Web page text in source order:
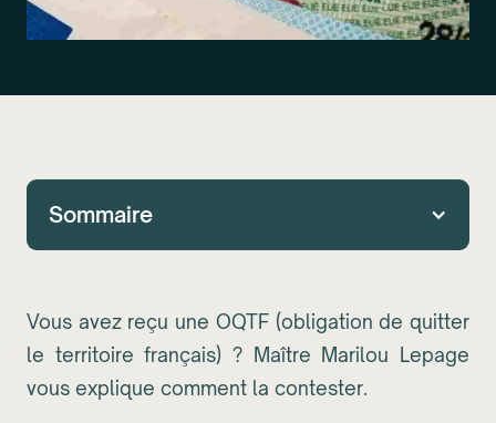
Sommaire
Vous avez reçu une OQTF (obligation de quitter
le territoire français) ? Maître Marilou Lepage
vous explique comment la contester.